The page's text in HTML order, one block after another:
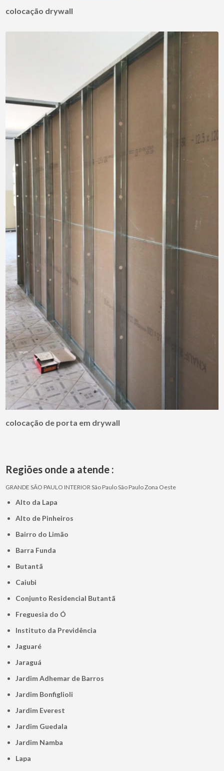
colocação drywall
colocação de porta em drywall
Regiões onde a atende :
GRANDE SÃO PAULO INTERIORSão PauloSão PauloZona Oeste
Alto da Lapa
Alto de Pinheiros
Bairro do Limão
Barra Funda
Butantã
Caiubi
Conjunto Residencial Butantã
Freguesia do Ó
Instituto da Previdência
Jaguaré
Jaraguá
Jardim Adhemar de Barros
Jardim Bonfiglioli
Jardim Everest
Jardim Guedala
Jardim Namba
Lapa